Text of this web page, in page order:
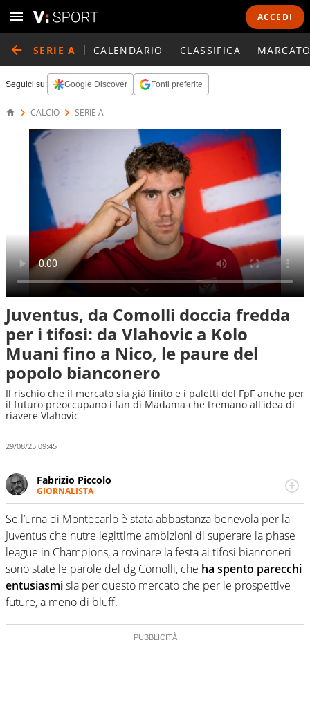
ACCEDI
SERIE A CALENDARIO CLASSIFICA
Seguici su: Google Discover Fonti preferite
CALCIO SERIE A
Juventus, da Comolli doccia fredda
per i tifosi: da Vlahovic a Kolo
Muani fino a Nico, le paure del
popolo bianconero
Il rischio che il mercato sia già finito e i paletti del FpF anche per
il futuro preoccupano i fan di Madama che tremano all'idea di
riavere Vlahovic
29/08/25 09:45
Fabrizio Piccolo
GIORNALISTA
Nella sua carriera ha seguito numerose manifestazioni
sportive e collaborato con agenzie e testate. Esperienza,
competenza, conoscenza e memoria storica. Si occupa
prevalentemente di calcio
Se l’urna di Montecarlo è stata abbastanza benevola per la
Juventus che nutre legittime ambizioni di superare la phase
league in Champions, a rovinare la festa ai tifosi bianconeri
sono state le parole del dg Comolli, che ha spento parecchi
entusiasmisia per questo mercato che per le prospettive
future, a meno di bluff.